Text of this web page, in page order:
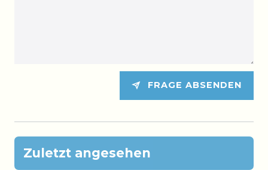
FRAGE ABSENDEN
Zuletzt angesehen